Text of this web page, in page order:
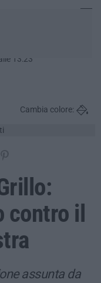
13:23
Cambia colore:
contro il
assunta da